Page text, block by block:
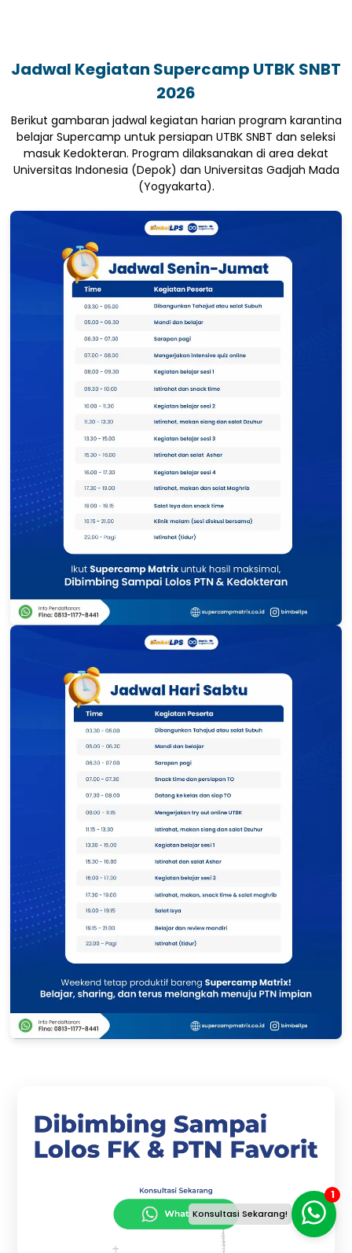
Konsultasi Sekarang!
1
Jadwal Kegiatan Supercamp UTBK SNBT
2026
Berikut gambaran jadwal kegiatan harian program karantina
belajar Supercamp untuk persiapan UTBK SNBT dan seleksi
masuk Kedokteran. Program dilaksanakan di area dekat
Universitas Indonesia (Depok) dan Universitas Gadjah Mada
(Yogyakarta).